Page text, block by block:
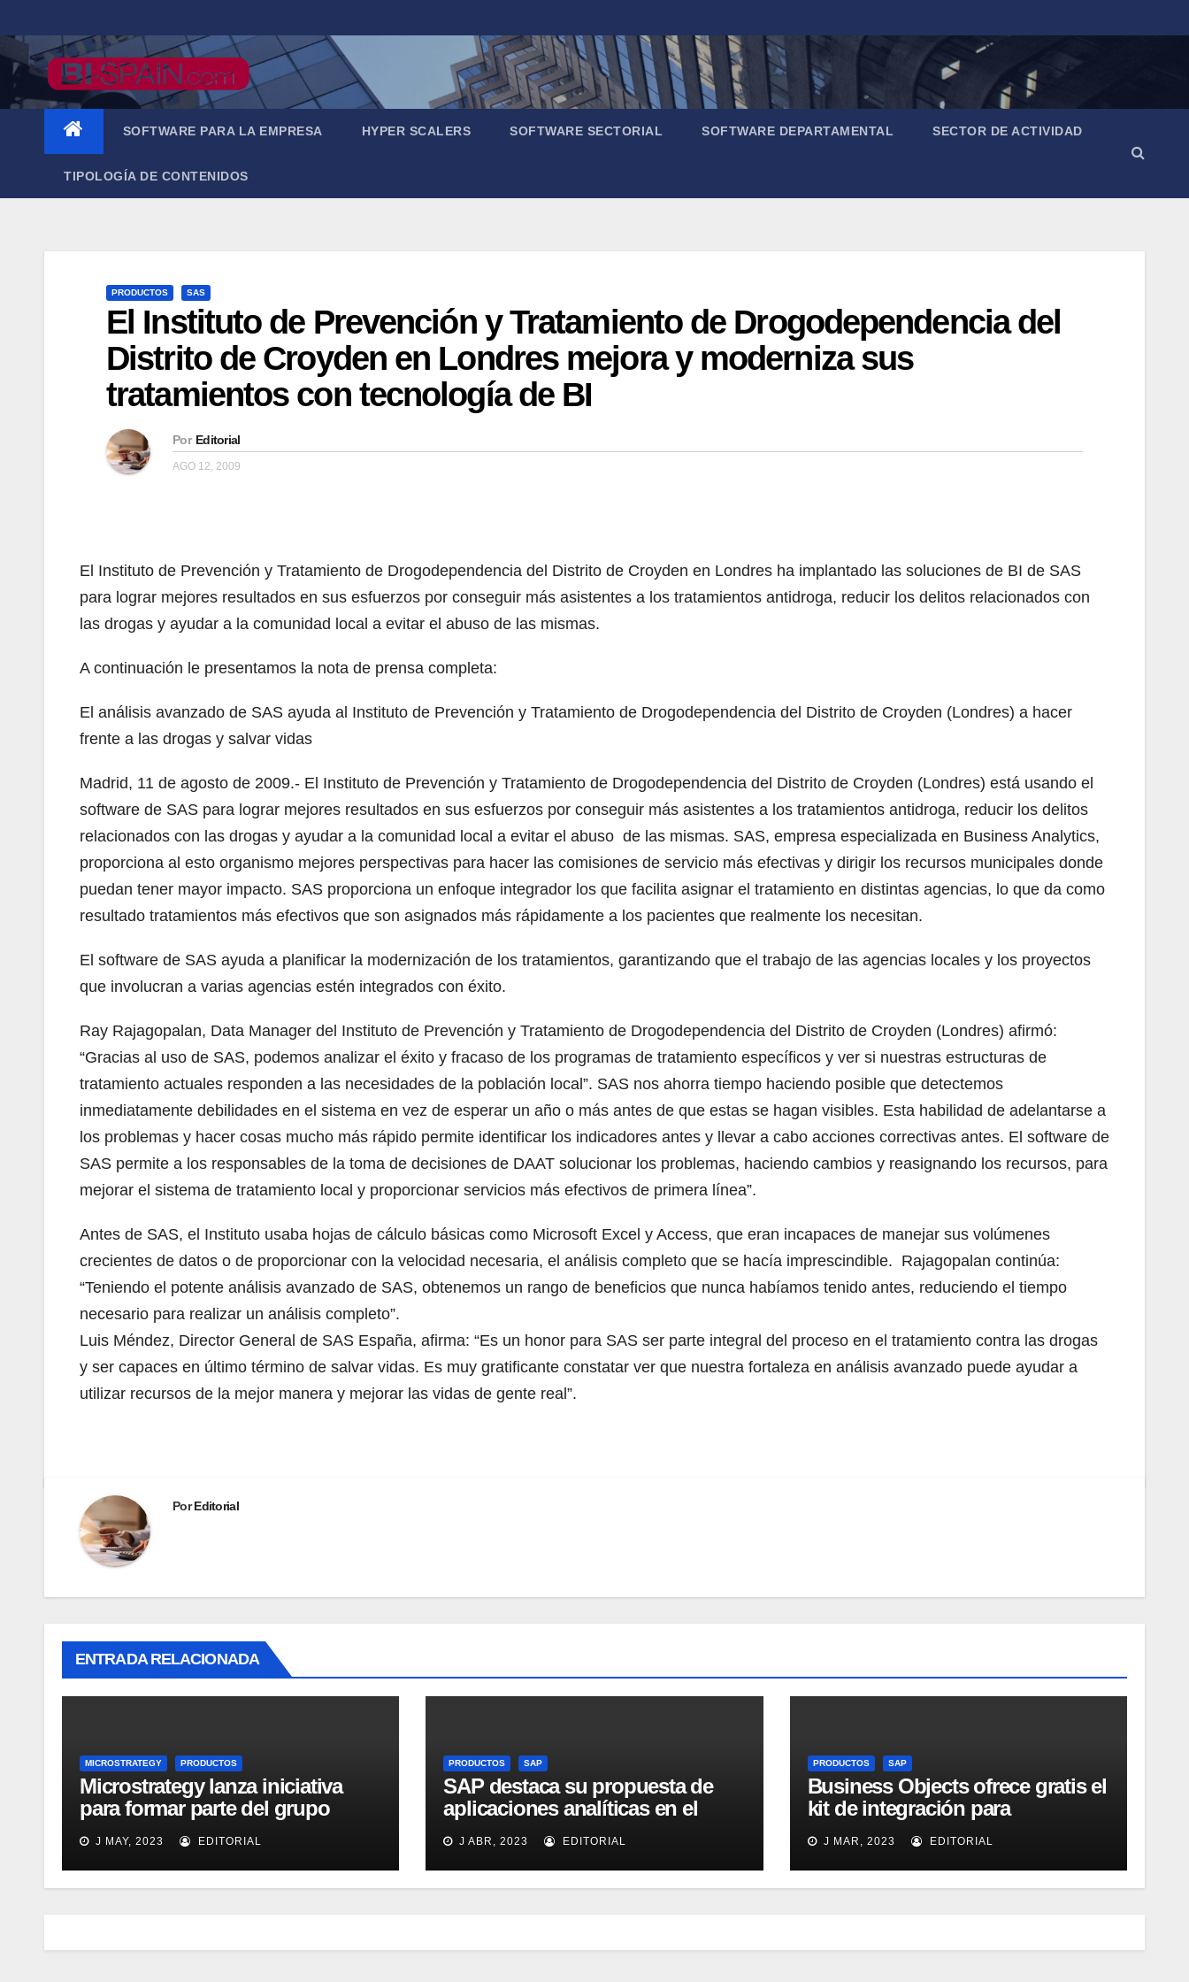
al
contenido
SOFTWARE PARA LA EMPRESA HYPER SCALERS SOFTWARE SECTORIAL SOFTWARE DEPARTAMENTAL SECTOR DE ACTIVIDAD
TIPOLOGÍA DE CONTENIDOS
PRODUCTOS SAS
El Instituto de Prevención y Tratamiento de Drogodependencia del
Distrito de Croyden en Londres mejora y moderniza sus
tratamientos con tecnología de BI
Por Editorial
AGO 12, 2009
El Instituto de Prevención y Tratamiento de Drogodependencia del Distrito de Croyden en Londres ha implantado las soluciones de BI de SAS
para lograr mejores resultados en sus esfuerzos por conseguir más asistentes a los tratamientos antidroga, reducir los delitos relacionados con
las drogas y ayudar a la comunidad local a evitar el abuso de las mismas.
A continuación le presentamos la nota de prensa completa:
El análisis avanzado de SAS ayuda al Instituto de Prevención y Tratamiento de Drogodependencia del Distrito de Croyden (Londres) a hacer
frente a las drogas y salvar vidas
Madrid, 11 de agosto de 2009.- El Instituto de Prevención y Tratamiento de Drogodependencia del Distrito de Croyden (Londres) está usando el
software de SAS para lograr mejores resultados en sus esfuerzos por conseguir más asistentes a los tratamientos antidroga, reducir los delitos
relacionados con las drogas y ayudar a la comunidad local a evitar el abuso de las mismas. SAS, empresa especializada en Business Analytics,
proporciona al esto organismo mejores perspectivas para hacer las comisiones de servicio más efectivas y dirigir los recursos municipales donde
puedan tener mayor impacto. SAS proporciona un enfoque integrador los que facilita asignar el tratamiento en distintas agencias, lo que da como
resultado tratamientos más efectivos que son asignados más rápidamente a los pacientes que realmente los necesitan.
El software de SAS ayuda a planificar la modernización de los tratamientos, garantizando que el trabajo de las agencias locales y los proyectos
que involucran a varias agencias estén integrados con éxito.
Ray Rajagopalan, Data Manager del Instituto de Prevención y Tratamiento de Drogodependencia del Distrito de Croyden (Londres) afirmó:
“Gracias al uso de SAS, podemos analizar el éxito y fracaso de los programas de tratamiento específicos y ver si nuestras estructuras de
tratamiento actuales responden a las necesidades de la población local”. SAS nos ahorra tiempo haciendo posible que detectemos
inmediatamente debilidades en el sistema en vez de esperar un año o más antes de que estas se hagan visibles. Esta habilidad de adelantarse a
los problemas y hacer cosas mucho más rápido permite identificar los indicadores antes y llevar a cabo acciones correctivas antes. El software de
SAS permite a los responsables de la toma de decisiones de DAAT solucionar los problemas, haciendo cambios y reasignando los recursos, para
mejorar el sistema de tratamiento local y proporcionar servicios más efectivos de primera línea”.
Antes de SAS, el Instituto usaba hojas de cálculo básicas como Microsoft Excel y Access, que eran incapaces de manejar sus volúmenes
crecientes de datos o de proporcionar con la velocidad necesaria, el análisis completo que se hacía imprescindible. Rajagopalan continúa:
“Teniendo el potente análisis avanzado de SAS, obtenemos un rango de beneficios que nunca habíamos tenido antes, reduciendo el tiempo
necesario para realizar un análisis completo”.
Luis Méndez, Director General de SAS España, afirma: “Es un honor para SAS ser parte integral del proceso en el tratamiento contra las drogas
y ser capaces en último término de salvar vidas. Es muy gratificante constatar ver que nuestra fortaleza en análisis avanzado puede ayudar a
utilizar recursos de la mejor manera y mejorar las vidas de gente real”.
PorEditorial
ENTRADA RELACIONADA
MICROSTRATEGY PRODUCTOS
Microstrategy lanza iniciativa
para formar parte del grupo
MicroStrategy Business
Intelligence Group en LinkedIn
J MAY, 2023 EDITORIAL
PRODUCTOS SAP
SAP destaca su propuesta de
aplicaciones analíticas en el
mercado español
J ABR, 2023 EDITORIAL
PRODUCTOS SAP
Business Objects ofrece gratis el
kit de integración para
Micrososft Office SharePoint
Server 2007
J MAR, 2023 EDITORIAL